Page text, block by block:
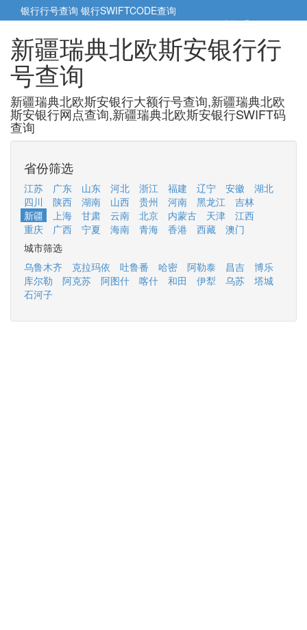
银行行号查询 银行SWIFTCODE查询
5cm小帮手5cm.cn
新疆瑞典北欧斯安银行行
号查询
新疆瑞典北欧斯安银行大额行号查询,新疆瑞典北欧
斯安银行网点查询,新疆瑞典北欧斯安银行SWIFT码
查询
省份筛选
江苏 广东 山东 河北 浙江 福建 辽宁 安徽
湖北
四川
陕西 湖南 山西 贵州 河南 黑龙江
吉林
新疆
上海 甘肃 云南 北京 内蒙古 天津
江西
重庆
广西 宁夏 海南 青海 香港 西藏
澳门
城市筛选
乌鲁木齐
克拉玛依 吐鲁番 哈密 阿勒泰 昌吉
博乐
库尔勒
阿克苏 阿图什 喀什 和田 伊犁 乌苏
塔城
石河子